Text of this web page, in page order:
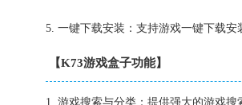
5. 一键下载安装：支持游戏一键下载安
【K73游戏盒子功能】
1. 游戏搜索与分类：提供强大的游戏